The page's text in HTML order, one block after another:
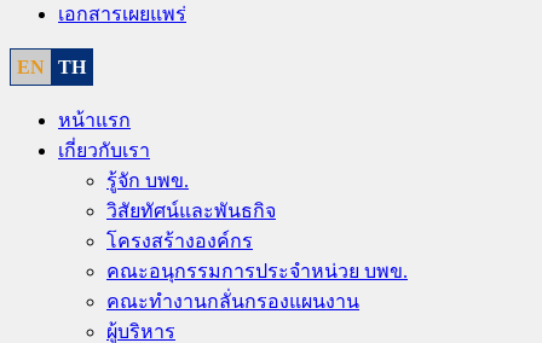
เอกสารเผยแพร่
EN TH
หน้าแรก
เกี่ยวกับเรา
รู้จัก บพข.
วิสัยทัศน์และพันธกิจ
โครงสร้างองค์กร
คณะอนุกรรมการประจำหน่วย บพข.
คณะทำงานกลั่นกรองแผนงาน
ผู้บริหาร